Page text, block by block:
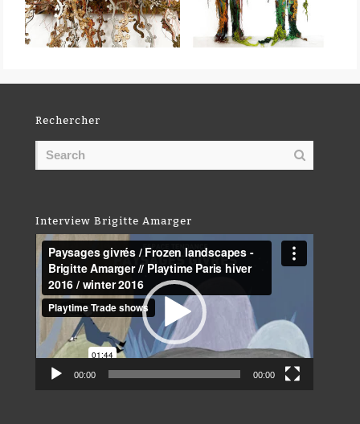
Rechercher
Interview Brigitte Amarger
Lecteur
vidéo
00:00 00:00